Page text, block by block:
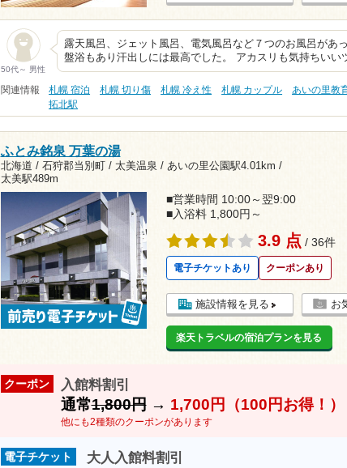
50代～ 男性
露天風呂、ジェット風呂、電気風呂など７つのお風呂があ
盤浴もあり汗出しには最高でした。 アカスリも気持ちい
関連情報 札幌 宿泊 札幌 切り傷 札幌 冷え性 札幌 カップル あいの里教
拓北駅
ふとみ銘泉 万葉の湯
北海道 / 石狩郡当別町 / 太美温泉 / あいの里公園駅4.01km /
太美駅489m
■営業時間 10:00～翌9:00
■入浴料 1,800円～
3.9 点 / 36件
電子チケットあり クーポンあり
施設情報を見る お
楽天トラベルの宿泊プランを見る
クーポン 入館料割引
通常1,800円→ 1,700円（100円お得！）
他にも2種類のクーポンがあります
電子チケット 大人入館料割引